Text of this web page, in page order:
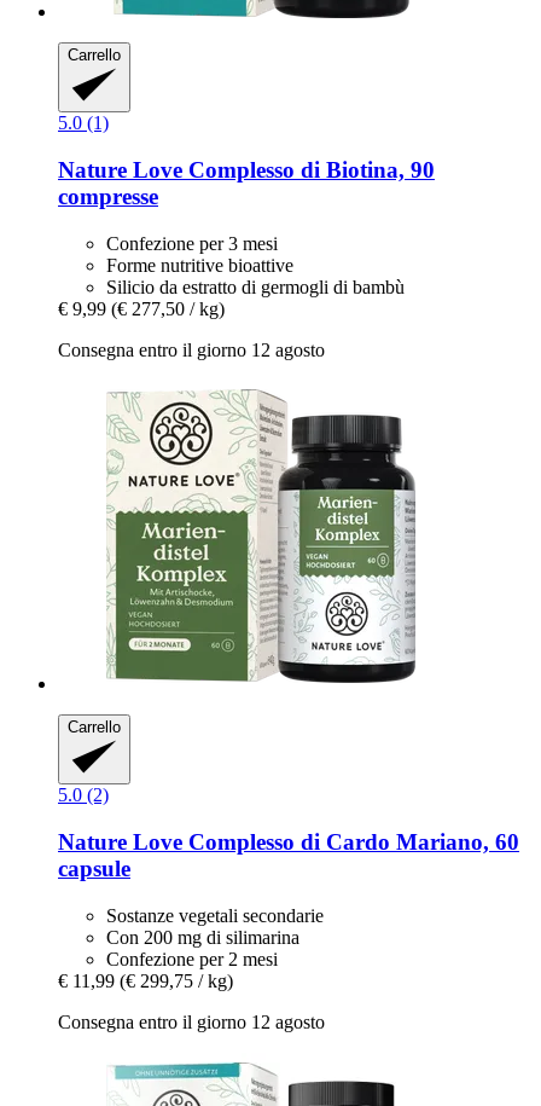
Carrello
5.0 (1)
Nature Love Complesso di Biotina, 90
compresse
Confezione per 3 mesi
Forme nutritive bioattive
Silicio da estratto di germogli di bambù
€ 9,99 (€ 277,50 / kg)
Consegna entro il giorno 12 agosto
Carrello
5.0 (2)
Nature Love Complesso di Cardo Mariano, 60
capsule
Sostanze vegetali secondarie
Con 200 mg di silimarina
Confezione per 2 mesi
€ 11,99 (€ 299,75 / kg)
Consegna entro il giorno 12 agosto